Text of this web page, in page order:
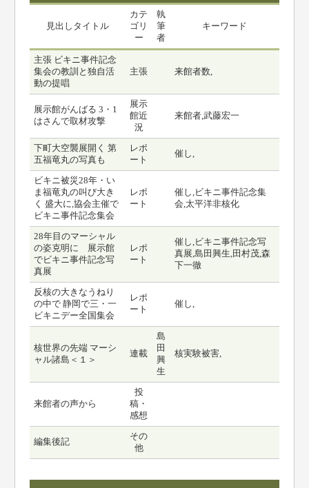
見出しタイトル
カテ
ゴリ
ー
執
筆
者
キーワード
主張 ビキニ事件記念
集会の教訓と独自活
動の提唱
主張 来館者数,
展示館がんばる 3・1
はさんで取材攻撃
展示
館近
況
来館者,武藤宏一
下町大空襲展開く 第
五福竜丸の写真も
レポ
ート
催し,
ビキニ被災28年・い
ま福竜丸の叫び大き
く 盛大に,協会主催で
ビキニ事件記念集会
レポ
ート
催し,ビキニ事件記念集
会,太平洋非核化
28年目のマーシャル
の姿克明に 展示館
でビキニ事件記念写
真展
レポ
ート
催し,ビキニ事件記念写
真展,島田興生,田村茂,森
下一徹
反核の大きなうねり
の中で 静岡で三・一
ビキニデー全国集会
レポ
ート
催し,
核世界の先端 マーシ
ャル諸島＜１＞
連載
島
田
興
生
核実験被害,
来館者の声から
投
稿・
感想
編集後記
その
他